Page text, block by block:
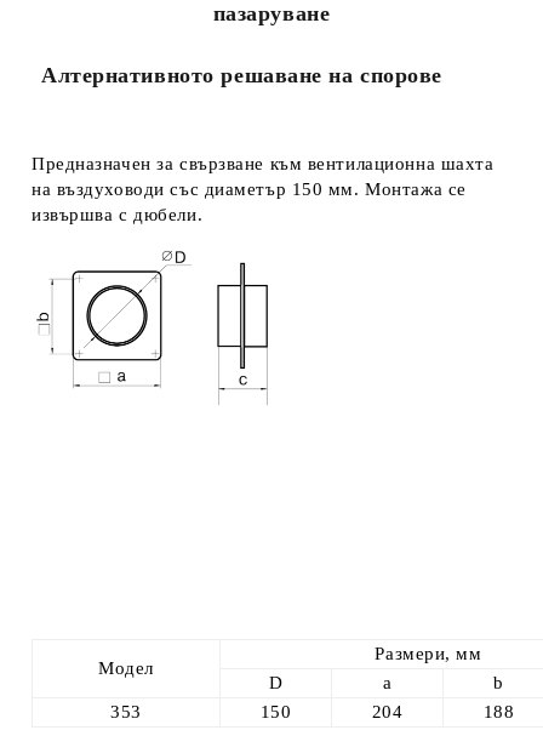
пазаруване
Алтернативното решаване на спорове
Предназначен за свързване към вентилационна шахта
на въздуховоди със диаметър 150 мм. Монтажа се
извършва с дюбели.
Модел
Размери, мм
D
a
b
353
150 204 188